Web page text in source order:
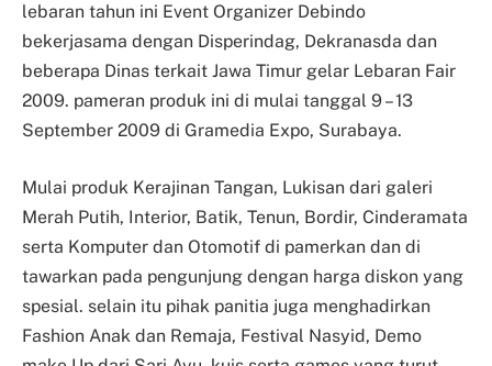
lebaran tahun ini Event Organizer Debindo
bekerjasama dengan Disperindag, Dekranasda dan
beberapa Dinas terkait Jawa Timur gelar Lebaran Fair
2009. pameran produk ini di mulai tanggal 9 – 13
September 2009 di Gramedia Expo, Surabaya.
Mulai produk Kerajinan Tangan, Lukisan dari galeri
Merah Putih, Interior, Batik, Tenun, Bordir, Cinderamata
serta Komputer dan Otomotif di pamerkan dan di
tawarkan pada pengunjung dengan harga diskon yang
spesial. selain itu pihak panitia juga menghadirkan
Fashion Anak dan Remaja, Festival Nasyid, Demo